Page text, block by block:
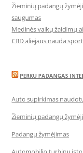
Žieminių padangų
saugumas
Medinės vaikų žaidimų
CBD aliejaus nauda
PERKU PADANGAS
Auto supirkimas
Žieminių padangų
Padangų žymėjimas